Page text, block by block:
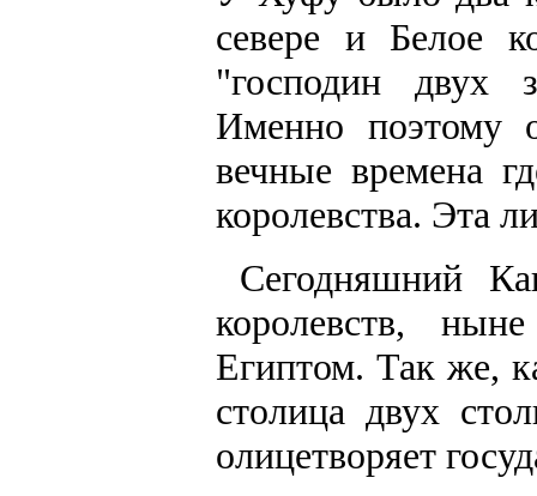
севере и Белое
"господин двух
Именно поэтому
вечные времена
королевства. Эта
Сегодняшний
королевств,
Египтом. Так же,
столица двух
олицетворяет